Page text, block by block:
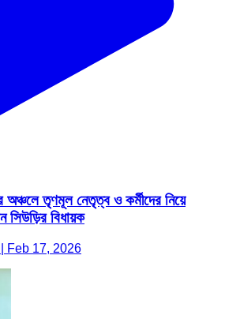
অঞ্চলে তৃণমূল নেতৃত্ব ও কর্মীদের নিয়ে
সিউড়ির বিধায়ক
Feb 17, 2026